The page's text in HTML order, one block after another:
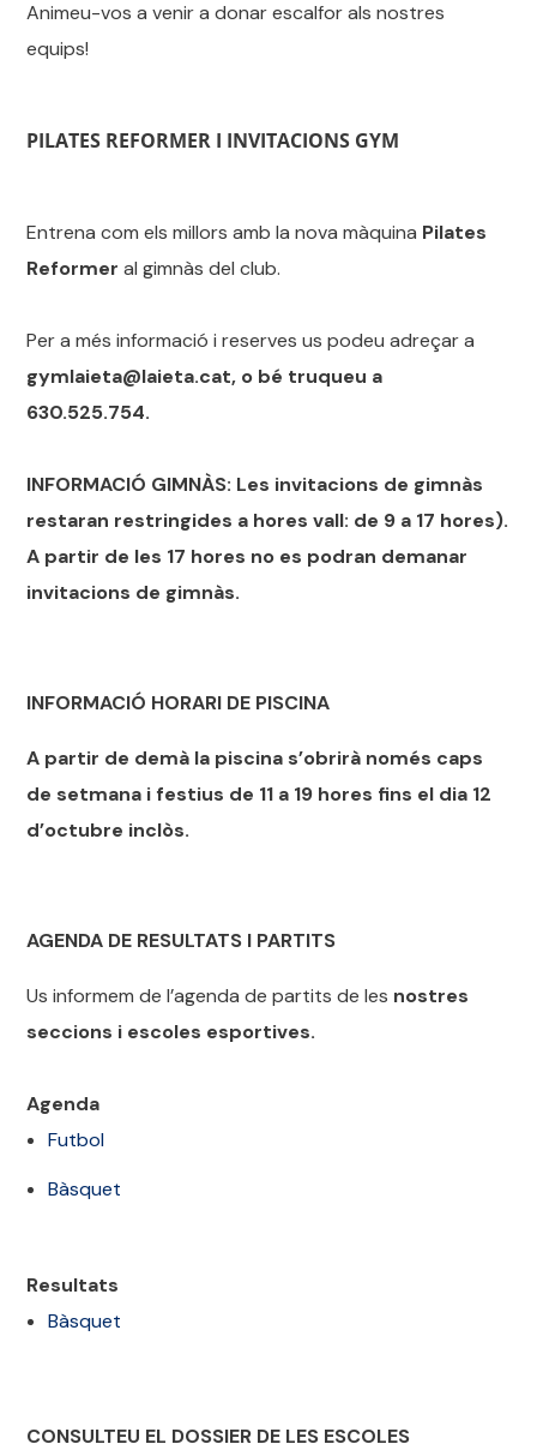
Animeu-vos a venir a donar escalfor als nostres
equips!
PILATES REFORMER I INVITACIONS GYM
Entrena com els millors amb la nova màquina Pilates
Reformer al gimnàs del club.
Per a més informació i reserves us podeu adreçar a
gymlaieta@laieta.cat, o bé truqueu a
630.525.754.
INFORMACIÓ GIMNÀS: Les invitacions de gimnàs
restaran restringides a hores vall: de 9 a 17 hores).
A partir de les 17 hores no es podran demanar
invitacions de gimnàs.
INFORMACIÓ HORARI DE PISCINA
A partir de demà la piscina s’obrirà només caps
de setmana i festius de 11 a 19 hores fins el dia 12
d’octubre inclòs.
AGENDA DE RESULTATS I PARTITS
Us informem de l’agenda departits de les nostres
seccions i escoles esportives.
Agenda
Futbol
Bàsquet
Resultats
Bàsquet
CONSULTEU EL DOSSIER DE LES ESCOLES